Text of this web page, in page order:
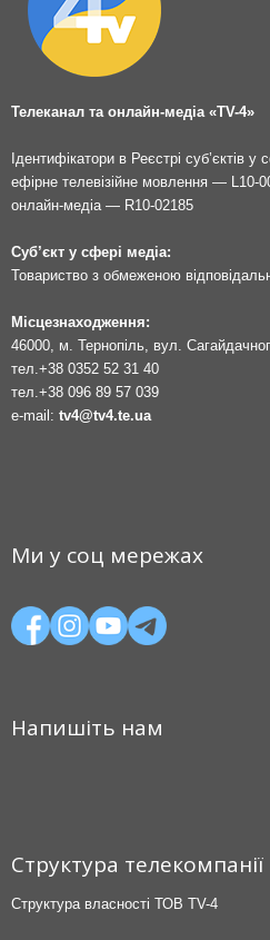
Телеканал та онлайн-медіа «TV-4»
Ідентифікатори в Реєстрі суб’єктів у
ефірне телевізійне мовлення — L10-
онлайн-медіа — R10-02185
Суб’єкт у сфері медіа:
Товариство з обмеженою
Місцезнаходження:
46000, м. Тернопіль, вул.
тел. +38 0352 52 31 40
тел. +38 096 89 57 039
e-mail: tv4@tv4.te.ua
Ми у соц мережах
Напишіть нам
Структура телекомпанії
Структура власності ТОВ TV-4